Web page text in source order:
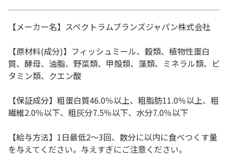
【メーカー名】スペクトラムブランズジャパン株式会社
【原材料(成分)】フィッシュミール、穀類、植物性蛋白
質、酵母、油脂、野菜類、甲殻類、藻類、ミネラル類、ビ
タミン類、クエン酸
【保証成分】粗蛋白質46.0％以上、粗脂肪11.0％以上、粗
繊維2.0％以下、粗灰分7.5％以下、水分7.0％以下
【給与方法】1日最低2～3回、数分に以内に食べつくす量
を与えてください。与えすぎにご注意ください。